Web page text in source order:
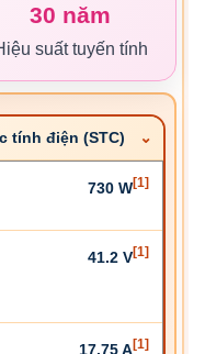
30 năm
suất tuyến tính
tính điện (STC)
730 W[1]
41.2 V[1]
17.75 A[1]